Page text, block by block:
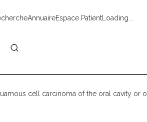
AnnuaireEspace PatientLoading...
cell carcinoma of the oral cavity or